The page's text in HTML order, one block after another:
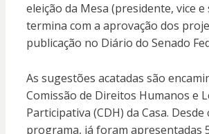
eleição da Mesa (presidente, vice
termina com a aprovação dos
publicação no Diário do Senado
As sugestões acatadas são
Comissão de Direitos Humanos e
Participativa (CDH) da Casa.
programa, já foram apresentadas